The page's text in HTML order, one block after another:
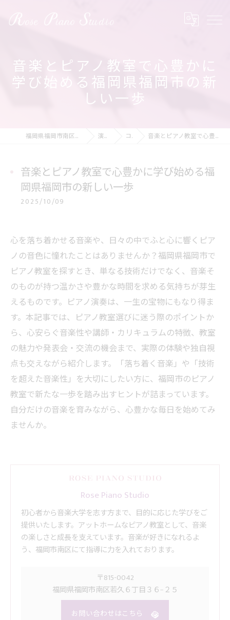
音楽とピアノ教室で心豊かに
学び始める福岡県福岡市の新
しい一歩
福岡県福岡市南区のピアノ教室ならRose Piano Studio 演奏の動画 コラム 音楽とピアノ教室で心豊かに学び始める福岡県福岡市の新しい一歩
音楽とピアノ教室で心豊かに学び始める福
岡県福岡市の新しい一歩
2025/10/09
心を落ち着かせる音楽や、日々の中でふと心に響くピア
ノの音色に憧れたことはありませんか？福岡県福岡市で
ピアノ教室を探すとき、単なる技術だけでなく、音楽そ
のものが持つ温かさや豊かな時間を求める気持ちが芽生
えるものです。ピアノ演奏は、一生の宝物にもなり得ま
す。本記事では、ピアノ教室選びに迷う際のポイントか
ら、心安らぐ音楽性や講師・カリキュラムの特徴、教室
の魅力や発表会・交流の機会まで、実際の体験や独自視
点も交えながら紹介します。「落ち着く音楽」や「技術
を超えた音楽性」を大切にしたい方に、福岡市のピアノ
教室で新たな一歩を踏み出すヒントが詰まっています。
自分だけの音楽を育みながら、心豊かな毎日を始めてみ
ませんか。
Rose Piano Studio
初心者から音楽大学を志す方まで、目的に応じた学びをご
提供いたします。アットホームなピアノ教室として、音楽
の楽しさと成長を支えています。音楽が好きになれるよ
う、福岡市南区にて指導に力を入れております。
〒815-0042
福岡県福岡市南区若久６丁目３６−２５
お問い合わせはこちら